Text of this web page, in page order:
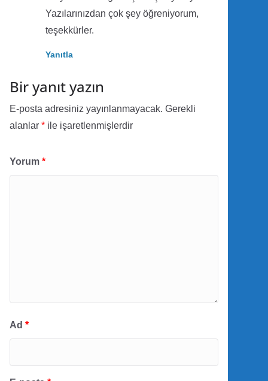
Yazılarınızdan çok şey öğreniyorum,
teşekkürler.
Yanıtla
Bir yanıt yazın
E-posta adresiniz yayınlanmayacak. Gerekli
alanlar * ile işaretlenmişlerdir
Yorum *
Ad *